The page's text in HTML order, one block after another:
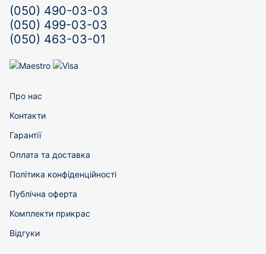
(050) 490-03-03
(050) 499-03-03
(050) 463-03-01
Про нас
Контакти
Гарантії
Оплата та доставка
Політика конфіденційності
Публічна оферта
Комплекти прикрас
Відгуки